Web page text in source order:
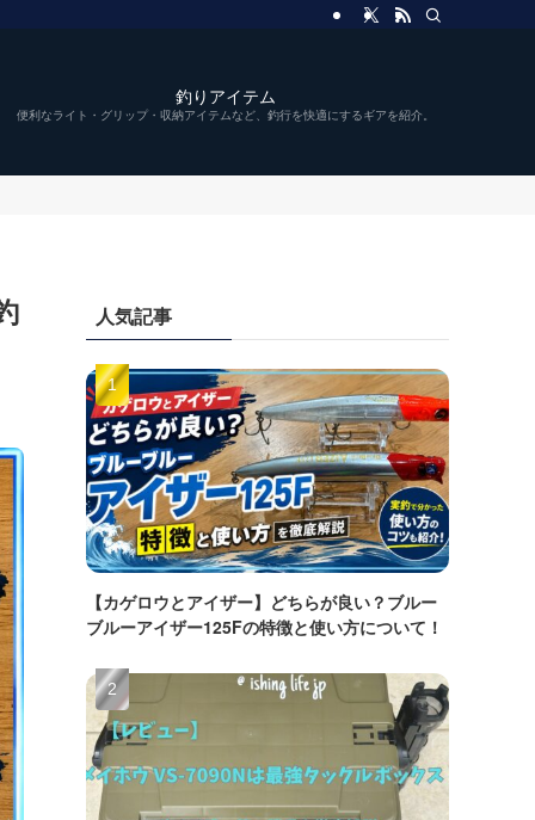
釣りアイテム
便利なライト・グリップ・収納アイテムなど、釣行を快適にするギアを紹介。
人気記事
【カゲロウとアイザー】どちらが良い？ブルー
ブルーアイザー125Fの特徴と使い方について！